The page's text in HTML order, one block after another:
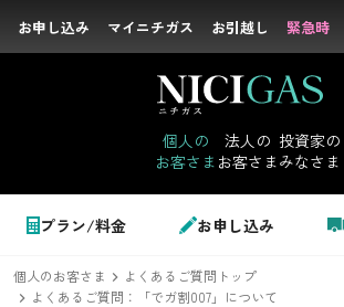
お申し込み マイニチガス お引越し 緊急時
個人の
お客さま
法人の
お客さま
投資家の
みなさま
プラン/料金 お申し込み
お申し込み マイニチガス お引越し 緊急時
個人のお客さま
LPガス＋でんき
個人のお客さま
よくあるご質問トップ
よくあるご質問：「でガ割007」について